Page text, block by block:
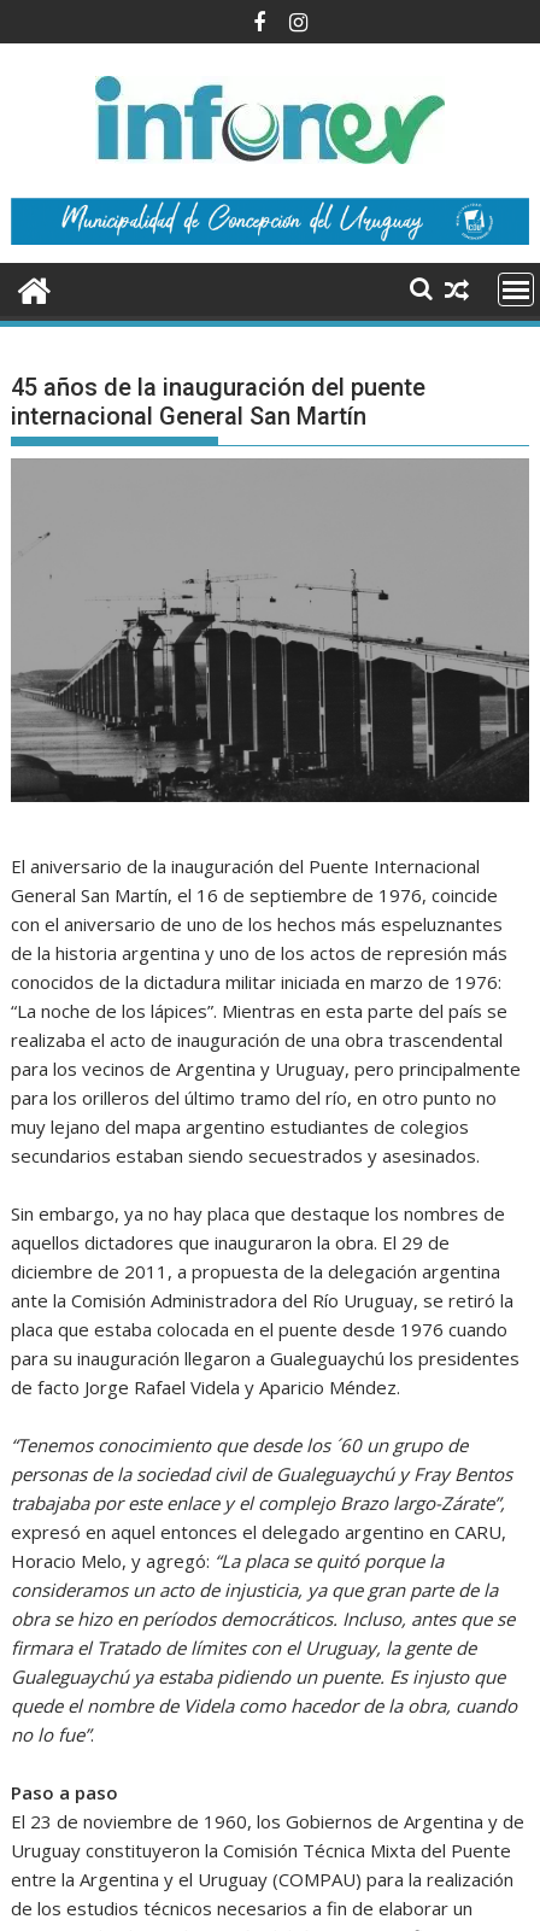
al
45 años de la inauguración del puente
internacional General San Martín
El aniversario de la inauguración del Puente Internacional
General San Martín, el 16 de septiembre de 1976, coincide
con el aniversario de uno de los hechos más espeluznantes
de la historia argentina y uno de los actos de represión más
conocidos de la dictadura militar iniciada en marzo de 1976:
“La noche de los lápices”. Mientras en esta parte del país se
realizaba el acto de inauguración de una obra trascendental
para los vecinos de Argentina y Uruguay, pero principalmente
para los orilleros del último tramo del río, en otro punto no
muy lejano del mapa argentino estudiantes de colegios
secundarios estaban siendo secuestrados y asesinados.
Sin embargo, ya no hay placa que destaque los nombres de
aquellos dictadores que inauguraron la obra. El 29 de
diciembre de 2011, a propuesta de la delegación argentina
ante la Comisión Administradora del Río Uruguay, se retiró la
placa que estaba colocada en el puente desde 1976 cuando
para su inauguración llegaron a Gualeguaychú los presidentes
de facto Jorge Rafael Videla y Aparicio Méndez.
“Tenemos conocimiento que desde los ´60 un grupo de
personas de la sociedad civil de Gualeguaychú y Fray Bentos
trabajaba por este enlace y el complejo Brazo largo-Zárate”,
expresó en aquel entonces el delegado argentino en CARU,
Horacio Melo, y agregó: “La placa se quitó porque la
consideramos un acto de injusticia, ya que gran parte de la
obra se hizo en períodos democráticos. Incluso, antes que se
firmara el Tratado de límites con el Uruguay, la gente de
Gualeguaychú ya estaba pidiendo un puente. Es injusto que
quede el nombre de Videla como hacedor de la obra, cuando
no lo fue”.
Paso a paso
El 23 de noviembre de 1960, los Gobiernos de Argentina y de
Uruguay constituyeron la Comisión Técnica Mixta del Puente
entre la Argentina y el Uruguay (COMPAU) para la realización
de los estudios técnicos necesarios a fin de elaborar un